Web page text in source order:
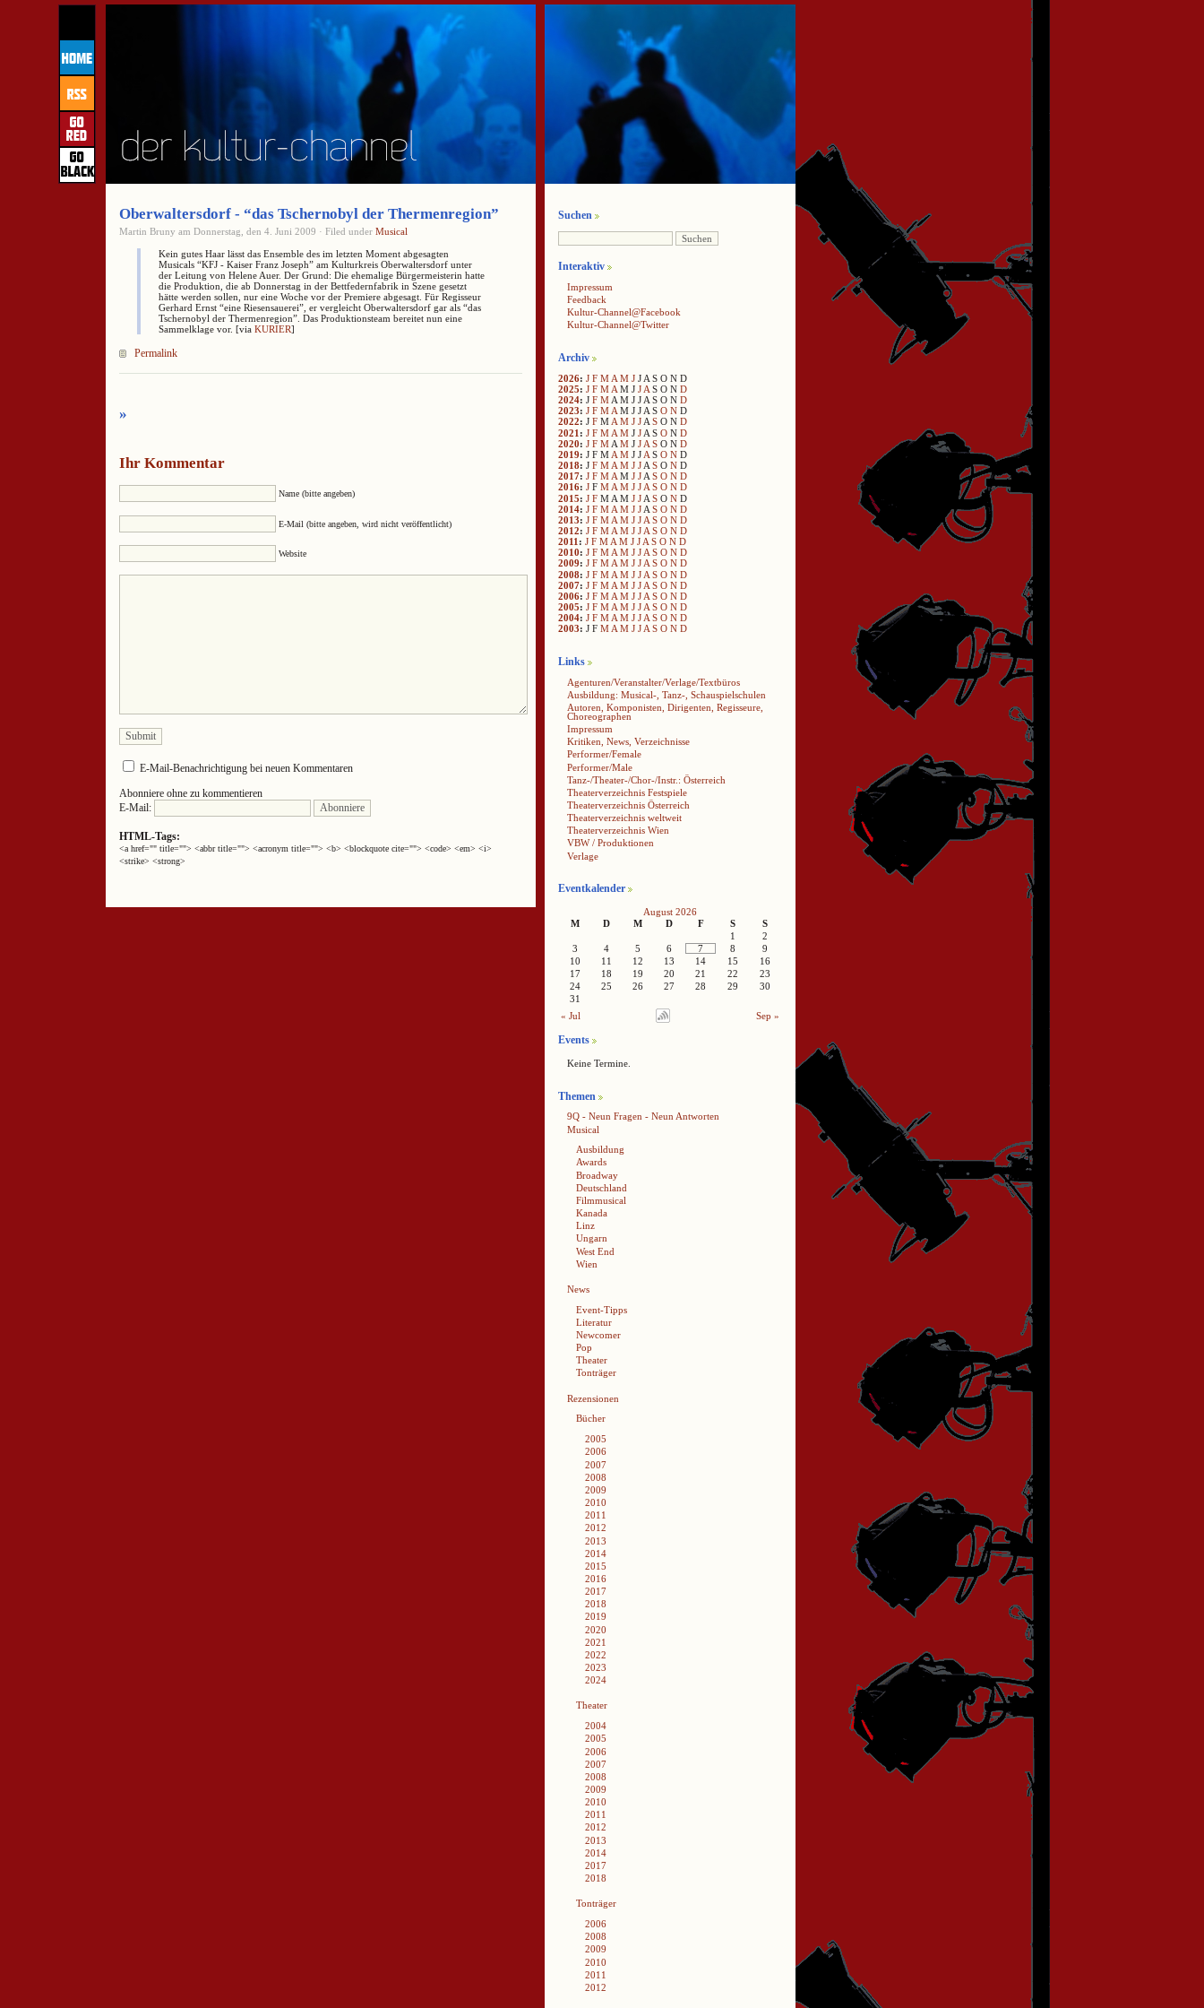
Oberwaltersdorf - “das Tschernobyl der Thermenregion”
Martin Bruny am Donnerstag, den 4. Juni 2009 · Filed under Musical
Kein gutes Haar lässt das Ensemble des im letzten Moment abgesagten
Musicals “KFJ - Kaiser Franz Joseph” am Kulturkreis Oberwaltersdorf unter
der Leitung von Helene Auer. Der Grund: Die ehemalige Bürgermeisterin hatte
die Produktion, die ab Donnerstag in der Bettfedernfabrik in Szene gesetzt
hätte werden sollen, nur eine Woche vor der Premiere abgesagt. Für Regisseur
Gerhard Ernst “eine Riesensauerei”, er vergleicht Oberwaltersdorf gar als “das
Tschernobyl der Thermenregion”. Das Produktionsteam bereitet nun eine
Sammelklage vor. [via KURIER]
Permalink
»
Ihr Kommentar
Name (bitte angeben)
E-Mail (bitte angeben, wird nicht veröffentlicht)
Website
E-Mail-Benachrichtigung bei neuen Kommentaren
Abonniere ohne zu kommentieren
E-Mail:
HTML-Tags:
<a href="" title=""> <abbr title=""> <acronym title=""> <b> <blockquote cite=""> <code> <em> <i>
<strike> <strong>
Suchen
Interaktiv
Impressum
Feedback
Kultur-Channel@Facebook
Kultur-Channel@Twitter
Archiv
2026: J F M A M J J A S O N D
2025: J F M A M J J A S O N D
2024: J F M A M J J A S O N D
2023: J F M A M J J A S O N D
2022: J F MA M J JA S O N D
2021 : J F M A M J J A S O N D
2020: J F M A M J J A S O N D
2019: J F M A M J J A S O N D
2018: J F M A M J J A S O N D
2017: J F M A M J J A S O N D
2016: J F M A M J J A S O N D
2015: J F M A M J J A S O N D
2014: J F M A M J J A S O N D
2013: J F M A M J J A S O N D
2012: J F M A M J J A S O N D
2011 : J F M A M J J A S O N D
2010: J F M A M J J A S O N D
2009: J F MA M J JA S O N D
2008: J F M A M J J A S O N D
2007: J F M A M J J A S O N D
2006: J F M A M J J A S O N D
2005: J F M A M J J A S O N D
2004: J F M A M J J A S O N D
2003: J F M A M J J A S O N D
Links
Agenturen/Veranstalter/Verlage/Textbüros
Ausbildung: Musical-, Tanz-, Schauspielschulen
Autoren, Komponisten, Dirigenten, Regisseure,
Choreographen
Impressum
Kritiken, News, Verzeichnisse
Performer/Female
Performer/Male
Tanz-/Theater-/Chor-/Instr.: Österreich
Theaterverzeichnis Festspiele
Theaterverzeichnis Österreich
Theaterverzeichnis weltweit
Theaterverzeichnis Wien
VBW / Produktionen
Verlage
Eventkalender
August 2026
M
D M D F S
S
1
2
3
4 5 6 7 8
9
10
11 12 13 14 15
16
17
18 19 20 21 22
23
24
25 26 27 28 29
30
31
« Jul
Sep »
Events
Keine Termine.
Themen
9Q - Neun Fragen - Neun Antworten
Musical
Ausbildung
Awards
Broadway
Deutschland
Filmmusical
Kanada
Linz
Ungarn
West End
Wien
News
Event-Tipps
Literatur
Newcomer
Pop
Theater
Tonträger
Rezensionen
Bücher
2005
2006
2007
2008
2009
2010
2011
2012
2013
2014
2015
2016
2017
2018
2019
2020
2021
2022
2023
2024
Theater
2004
2005
2006
2007
2008
2009
2010
2011
2012
2013
2014
2017
2018
Tonträger
2006
2008
2009
2010
2011
2012